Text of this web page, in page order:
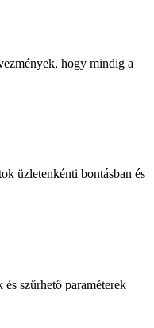
hogy mindig a
üzletenkénti bontásban és
szűrhető paraméterek